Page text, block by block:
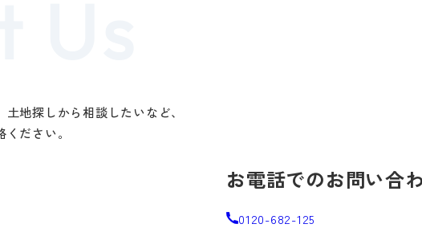
地探しから相談したいなど、
ださい。
お電話でのお問い合
0120-682-125